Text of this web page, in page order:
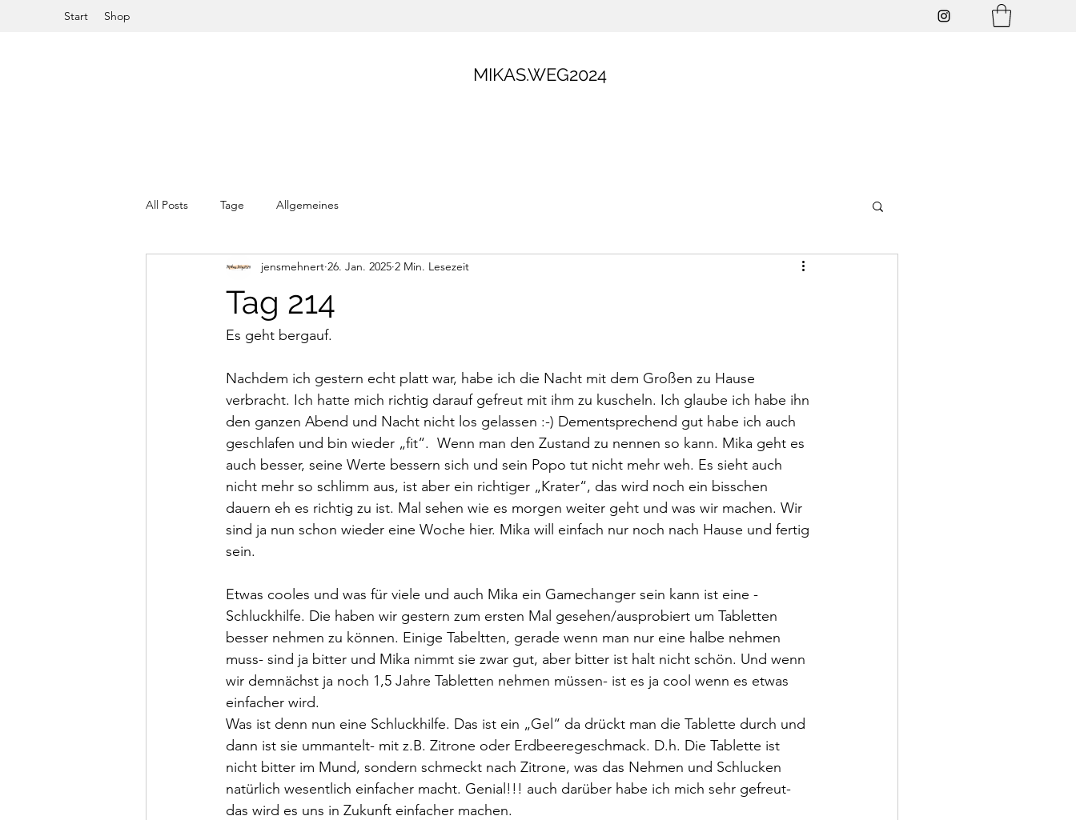
Start Shop
MIKAS.WEG2024
All Posts Tage Allgemeines
Tag 214
jensmehnert 26. Jan. 2025 2 Min. Lesezeit
Es geht bergauf.
Nachdem ich gestern echt platt war, habe ich die Nacht mit dem Großen zu Hause
verbracht. Ich hatte mich richtig darauf gefreut mit ihm zu kuscheln. Ich glaube ich habe ihn
den ganzen Abend und Nacht nicht los gelassen :-) Dementsprechend gut habe ich auch
geschlafen und bin wieder „fit“.  Wenn man den Zustand zu nennen so kann. Mika geht es
auch besser, seine Werte bessern sich und sein Popo tut nicht mehr weh. Es sieht auch
nicht mehr so schlimm aus, ist aber ein richtiger „Krater“, das wird noch ein bisschen
dauern eh es richtig zu ist. Mal sehen wie es morgen weiter geht und was wir machen. Wir
sind ja nun schon wieder eine Woche hier. Mika will einfach nur noch nach Hause und fertig
sein.
Etwas cooles und was für viele und auch Mika ein Gamechanger sein kann ist eine -
Schluckhilfe. Die haben wir gestern zum ersten Mal gesehen/ausprobiert um Tabletten
besser nehmen zu können. Einige Tabeltten, gerade wenn man nur eine halbe nehmen
muss- sind ja bitter und Mika nimmt sie zwar gut, aber bitter ist halt nicht schön. Und wenn
wir demnächst ja noch 1,5 Jahre Tabletten nehmen müssen- ist es ja cool wenn es etwas
einfacher wird.
Was ist denn nun eine Schluckhilfe. Das ist ein „Gel“ da drückt man die Tablette durch und
dann ist sie ummantelt- mit z.B. Zitrone oder Erdbeeregeschmack. D.h. Die Tablette ist
nicht bitter im Mund, sondern schmeckt nach Zitrone, was das Nehmen und Schlucken
natürlich wesentlich einfacher macht. Genial!!! auch darüber habe ich mich sehr gefreut-
das wird es uns in Zukunft einfacher machen.